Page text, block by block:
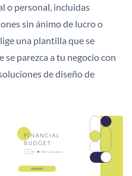
o personal, incluidas
sin ánimo de lucro o
una plantilla que se
parezca a tu negocio con
de diseño de